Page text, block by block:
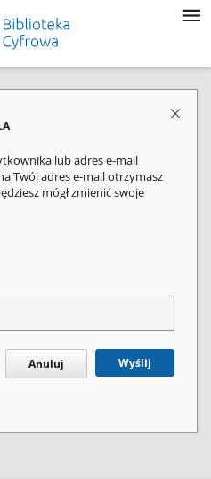
lub adres e-mail
Twój adres e-mail otrzymasz
mógł zmienić swoje
Anuluj Wyślij